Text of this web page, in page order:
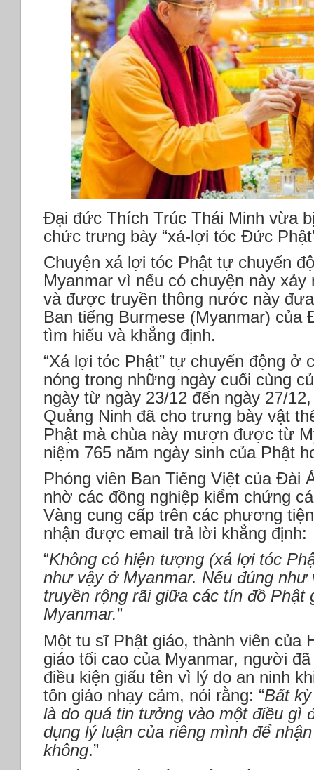
Đại đức Thích Trúc Thái Minh vừa
chức trưng bày “xá-lợi tóc Đức
Chuyện xá lợi tóc Phật tự chuyển
Myanmar vì nếu có chuyện này
và được truyền thông nước này
Ban tiếng Burmese (Myanmar) của
tìm hiểu và khẳng định.
“Xá lợi tóc Phật” tự chuyển động ở
nóng trong những ngày cuối cùng
ngày từ ngày 23/12 đến ngày 27/
Quảng Ninh đã cho trưng bày vật
Phật mà chùa này mượn được từ
niệm 765 năm ngày sinh của Phật
Phóng viên Ban Tiếng Việt của Đài
nhờ các đồng nghiệp kiểm chứng
Vàng cung cấp trên các phương
nhận được email trả lời khẳng định:
“Không có hiện tượng (xá lợi tóc
như vậy ở Myanmar. Nếu đúng như
truyền rộng rãi giữa các tín đồ Phật
Myanmar.”
Một tu sĩ Phật giáo, thành viên của
giáo tối cao của Myanmar, người
điều kiện giấu tên vì lý do an ninh
tôn giáo nhạy cảm, nói rằng: “Bất
là do quá tin tưởng vào một điều gì
dụng lý luận của riêng mình để
không.”